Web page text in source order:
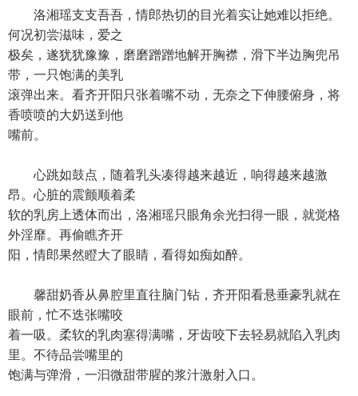
洛湘瑶支支吾吾，情郎热切的目光着实让她难以拒绝。
何况初尝滋味，爱之
极矣，遂犹犹豫豫，磨磨蹭蹭地解开胸襟，滑下半边胸兜吊
带，一只饱满的美乳
滚弹出来。看齐开阳只张着嘴不动，无奈之下伸腰俯身，将
香喷喷的大奶送到他
嘴前。
心跳如鼓点，随着乳头凑得越来越近，响得越来越激
昂。心脏的震颤顺着柔
软的乳房上透体而出，洛湘瑶只眼角余光扫得一眼，就觉格
外淫靡。再偷瞧齐开
阳，情郎果然瞪大了眼睛，看得如痴如醉。
馨甜奶香从鼻腔里直往脑门钻，齐开阳看悬垂豪乳就在
眼前，忙不迭张嘴咬
着一吸。柔软的乳肉塞得满嘴，牙齿咬下去轻易就陷入乳肉
里。不待品尝嘴里的
饱满与弹滑，一汩微甜带腥的浆汁激射入口。